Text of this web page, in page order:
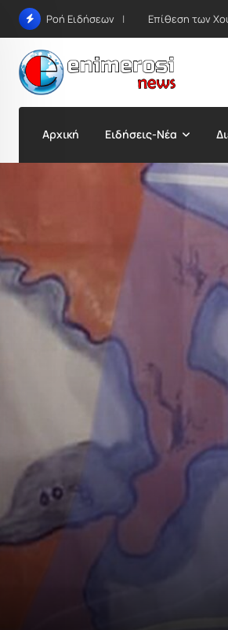
Skip
content
Ροή Ειδήσεων Ιερός Λόχος
Αρχική Ειδήσεις-Νέα